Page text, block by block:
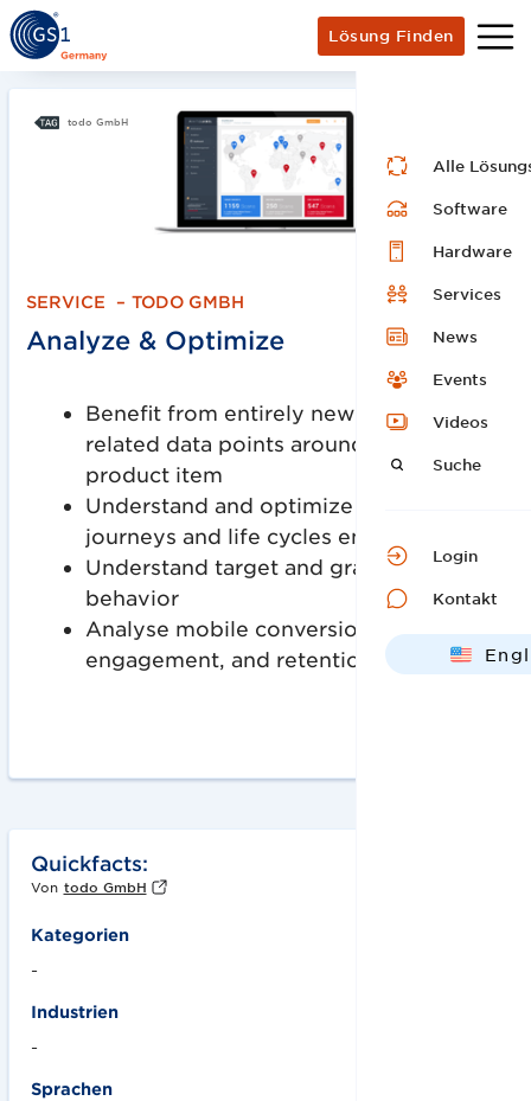
Lösung Finden
Alle
Software
Hardware
Services
News
Events
Videos
Suche
Login
Kontakt
todo GmbH
SERVICE – TODO GMBH
Analyze & Optimize
Benefit from entirely new product-
related data points around each
product item
Understand and optimize your product
journeys and life cycles end-to-end
Understand target and gray market
behavior
Analyse mobile conversion,
engagement, and retention rates
Quickfacts:
Von todo GmbH
Kategorien
-
Industrien
-
Sprachen